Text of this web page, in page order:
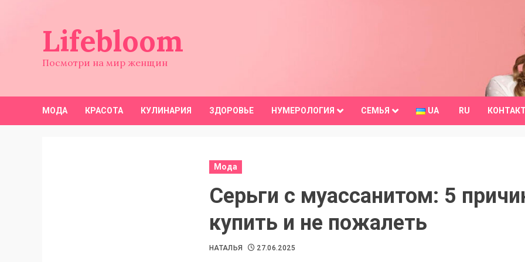
содержимомуLifebloom
Посмотри на мир женщин
МОДА КРАСОТА КУЛИНАРИЯ ЗДОРОВЬЕ НУМЕРОЛОГИЯ СЕМЬЯ UA RU
Мода
Серьги с муассанитом: 5
купить и не пожалеть
НАТАЛЬЯ 27.06.2025